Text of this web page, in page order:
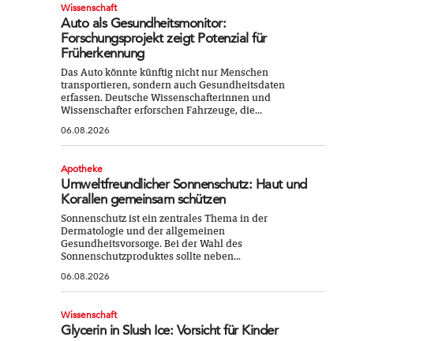
Wissenschaft
Auto als Gesundheitsmonitor:
Forschungsprojekt zeigt Potenzial für
Früherkennung
Das Auto könnte künftig nicht nur Menschen
transportieren, sondern auch Gesundheitsdaten
erfassen. Deutsche Wissenschafterinnen und
Wissenschafter erforschen Fahrzeuge, die...
06.08.2026
Apotheke
Umweltfreundlicher Sonnenschutz: Haut und
Korallen gemeinsam schützen
Sonnenschutz ist ein zentrales Thema in der
Dermatologie und der allgemeinen
Gesundheitsvorsorge. Bei der Wahl des
Sonnenschutzproduktes sollte neben...
06.08.2026
Wissenschaft
Glycerin in Slush Ice: Vorsicht für Kinder